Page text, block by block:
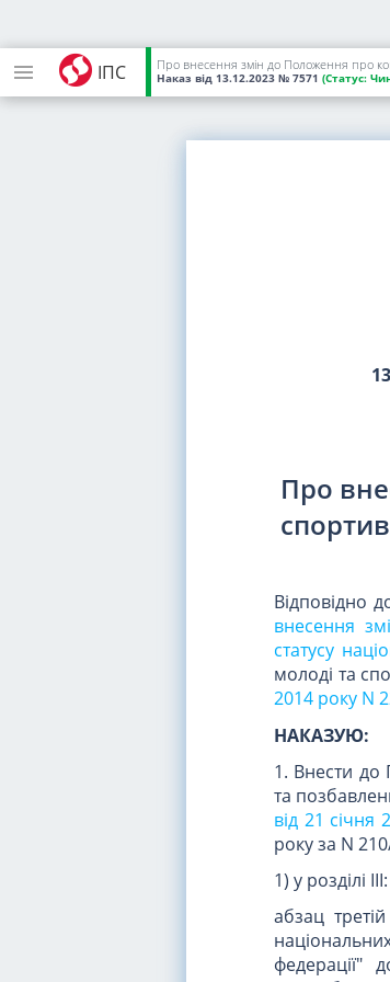
ІПС Про внесення змін до Положення про
Наказ від 13.12.2023 № 7571 (Статус:
Про
Відповідно
внесення
статусу
молоді та
2014 року N
НАКАЗУЮ:
1. Внести до
та
від 21 січня
року за N
1) у розділі III:
абзац
федерації"